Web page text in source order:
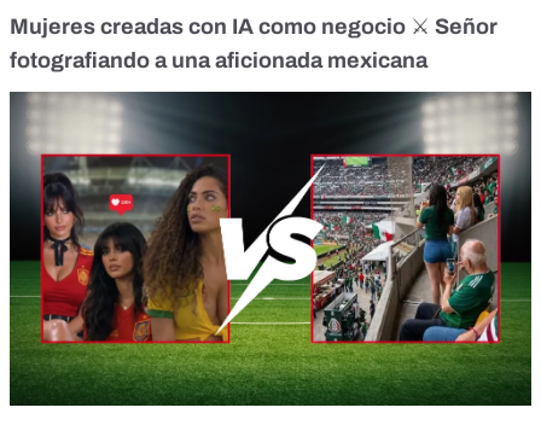
Mujeres creadas con IA como negocio ⚔️ Señor
fotografiando a una aficionada mexicana